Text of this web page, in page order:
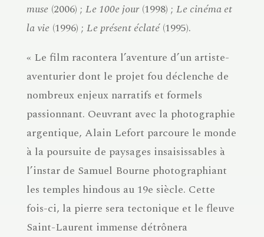
muse(2006) ; Le 100e jour(1998) ; Le cinéma et
la vie(1996) ; Le présent éclaté(1995).
« Le film racontera l’aventure d’un artiste-
aventurier dont le projet fou déclenche de
nombreux enjeux narratifs et formels
passionnant. Oeuvrant avec la photographie
argentique, Alain Lefort parcoure le monde
à la poursuite de paysages insaisissables à
l’instar de Samuel Bourne photographiant
les temples hindous au 19e siècle. Cette
fois-ci, la pierre sera tectonique et le fleuve
Saint-Laurent immense détrônera